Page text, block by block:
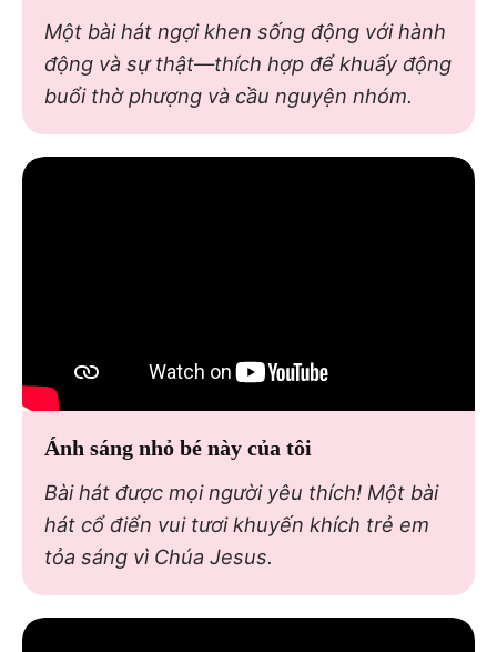
Một bài hát ngợi khen sống động với hành
động và sự thật—thích hợp để khuấy động
buổi thờ phượng và cầu nguyện nhóm.
Ánh sáng nhỏ bé này của tôi
Bài hát được mọi người yêu thích! Một bài
hát cổ điển vui tươi khuyến khích trẻ em
tỏa sáng vì Chúa Jesus.